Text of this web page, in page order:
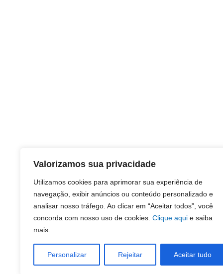
Valorizamos sua privacidade
Utilizamos cookies para aprimorar sua experiência de
navegação, exibir anúncios ou conteúdo personalizado e
analisar nosso tráfego. Ao clicar em “Aceitar todos”, você
concorda com nosso uso de cookies. Clique aqui e saiba
mais.
Personalizar Rejeitar Aceitar tudo